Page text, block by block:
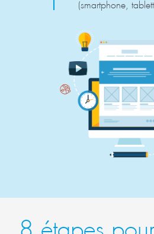
(smartphone,
8 étapes